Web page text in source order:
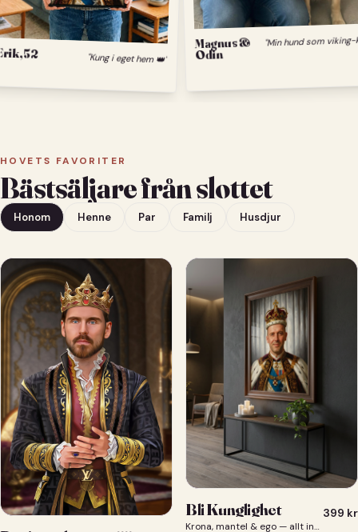
52 "Kung i eget hem 👑"
Magnus &
Odin
HOVETS FAVORITER
Bästsäljare från slottet
Honom Henne Par Familj Husdjur
Bli Kunglighet
Krona, mantel & ego — allt ingår 👑
399 kr